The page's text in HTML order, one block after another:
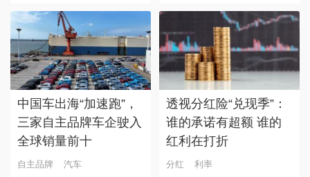
中国车出海“加速跑”，
三家自主品牌车企驶入
全球销量前十
自主品牌 汽车
透视分红险“兑现季”：
谁的承诺有超额 谁的
红利在打折
分红 利率